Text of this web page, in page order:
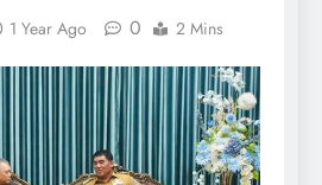
1 Year Ago 0 2 Mins